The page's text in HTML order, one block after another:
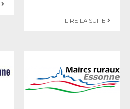
LIRE LA SUITE